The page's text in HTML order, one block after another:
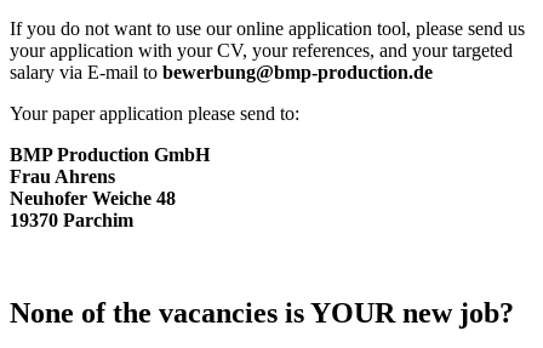
If you do not want to use our online application tool, please send us
your application with your CV, your references, and your targeted
salary via E-mail to bewerbung@bmp-production.de
Your paper application please send to:
BMP Production GmbH
Frau Ahrens
Neuhofer Weiche 48
19370 Parchim
None of the vacancies is YOUR new job?